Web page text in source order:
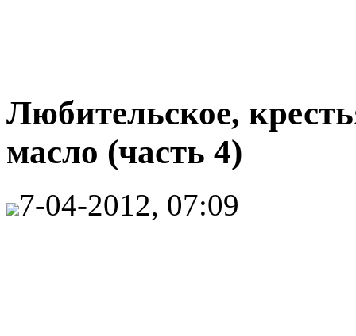
Любительское,
масло (часть 4)
7-04-2012, 07:09